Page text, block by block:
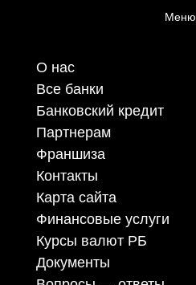
Меню
О нас
Все банки
Банковский кредит
Партнерам
Франшиза
Контакты
Карта сайта
Финансовые услуги
Курсы валют РБ
Документы